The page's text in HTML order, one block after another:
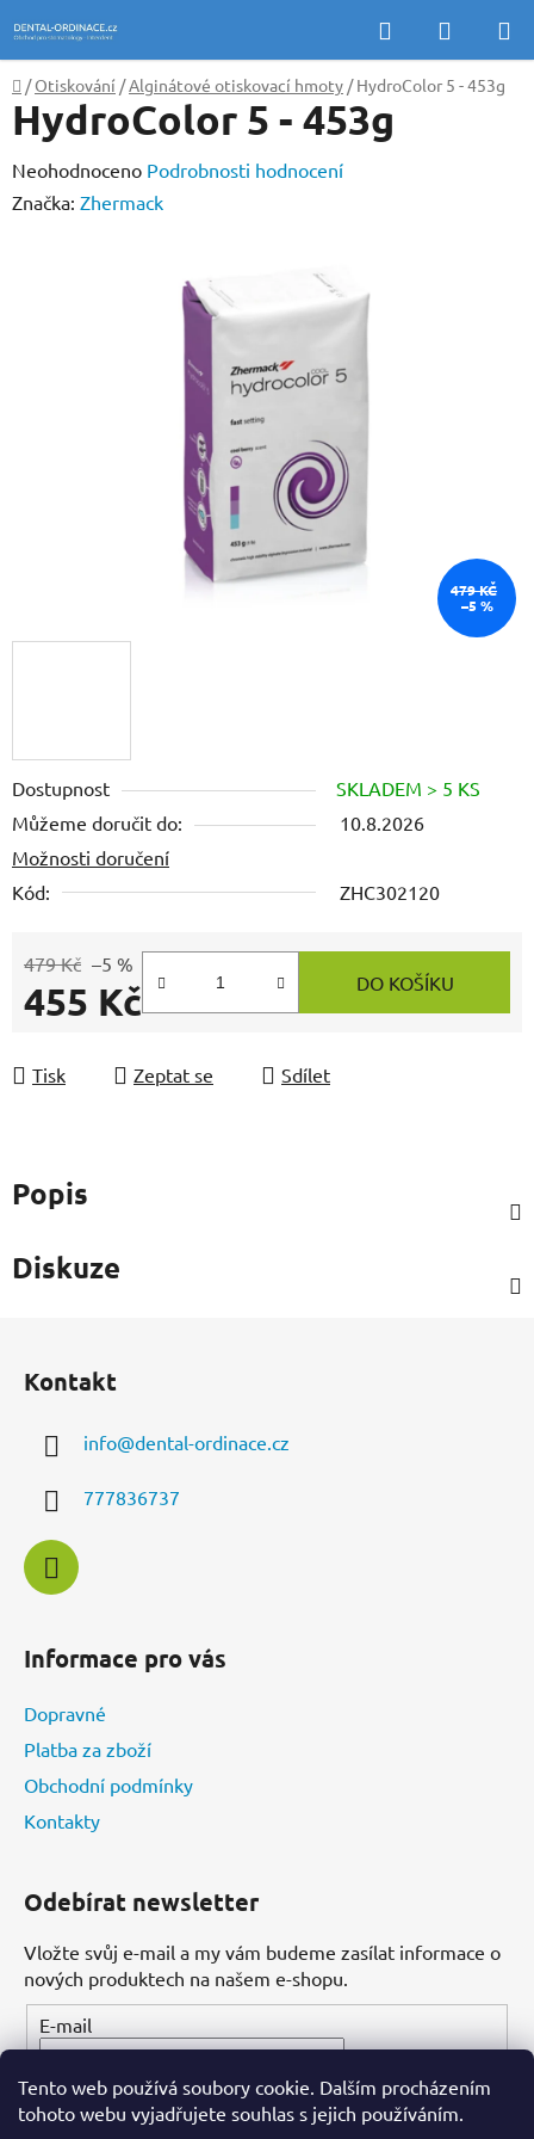
Tento web používá soubory cookie. Dalším procházením
tohoto webu vyjadřujete souhlas s jejich používáním.
na
obsah
Hledat
KOŠÍK
Domů
/ Otiskování /Alginátové otiskovací hmoty / HydroColor 5 - 453g
Dostupnost
SKLADEM > 5 KS
Můžeme doručit do:
10.8.2026
Možnosti doručení
Kód:
ZHC302120
479 Kč –5 %
455 Kč DO KOŠÍKU
Tisk Zeptat se Sdílet
HydroColor 5 - 453g
Průměrné
hodnocení
Neohodnoceno Podrobnosti hodnocení
Značka: Zhermack
479 KČ
–5 %
Popis
Diskuze
Kontakt
info@dental-ordinace.cz
777836737
Informace pro vás
Dopravné
Platba za zboží
Obchodní podmínky
Kontakty
Odebírat newsletter
Vložte svůj e-mail a my vám budeme zasílat informace o
nových produktech na našem e-shopu.
E-mail
PŘIHLÁSIT SE